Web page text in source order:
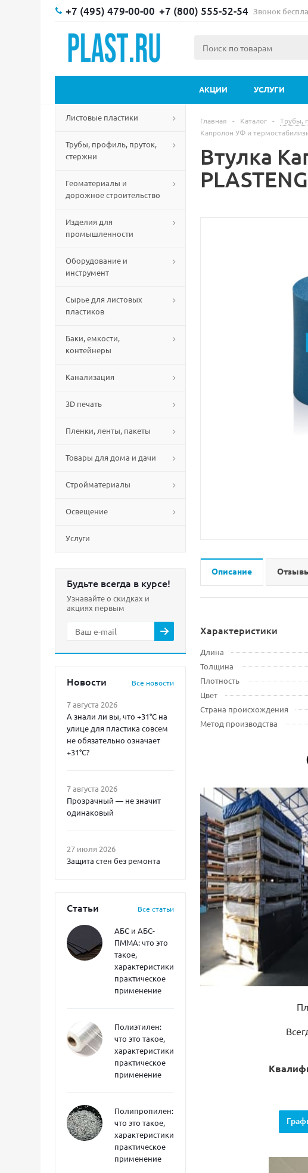
+7 (495) 479-00-00 +7 (800) 555-52-54 Звонок
АКЦИИ УСЛУГИ
Листовые пластики
Трубы, профиль, пруток,
стержни
Геоматериалы и
дорожное строительство
Изделия для
промышленности
Оборудование и
инструмент
Сырье для листовых
пластиков
Баки, емкости,
контейнеры
Канализация
3D печать
Пленки, ленты, пакеты
Товары для дома и дачи
Стройматериалы
Освещение
Услуги
Будьте всегда в курсе!
Узнавайте о скидках и
акциях первым
Новости Все новости
7 августа 2026
А знали ли вы, что +31°C на
улице для пластика совсем
не обязательно означает
+31°C?
7 августа 2026
Прозрачный — не значит
одинаковый
27 июля 2026
Защита стен без ремонта
Статьи Все статьи
АБС и АБС-
ПММА: что это
такое,
характеристики,
практическое
применение
Полиэтилен:
что это такое,
характеристики,
практическое
применение
Полипропилен:
что это такое,
характеристики,
практическое
применение
Главная - Каталог - Трубы,
Капролон УФ и
Втулка
Описание
Характеристики
Длина
Толщина
Плотность
Цвет
Страна происхождения
Метод производства